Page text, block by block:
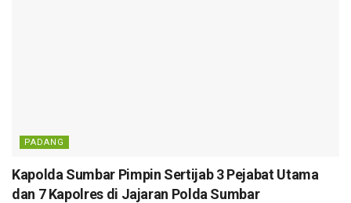
PADANG
Kapolda Sumbar Pimpin Sertijab 3 Pejabat Utama
dan 7 Kapolres di Jajaran Polda Sumbar